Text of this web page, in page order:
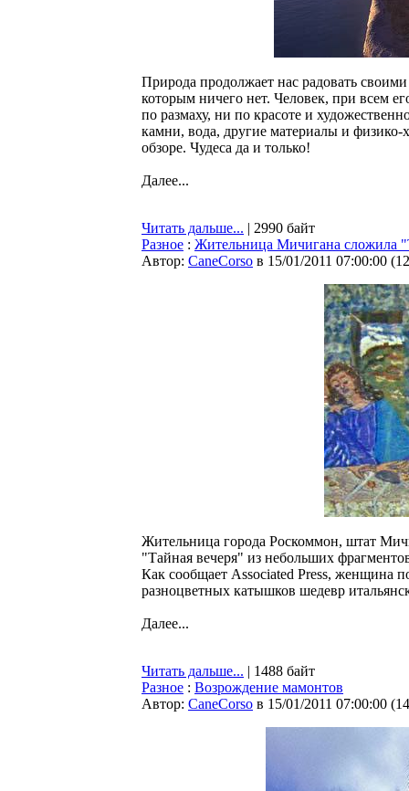
Природа продолжает нас радовать
которым ничего нет. Человек, при всем
по размаху, ни по красоте и
камни, вода, другие материалы и
обзоре. Чудеса да и только!
Далее...
Читать дальше... | 2990 байт
Разное : Жительница Мичигана сложила
Автор: CaneCorso в 15/01/2011 07:00:00 (
Жительница города Роскоммон, штат
"Тайная вечеря" из небольших
Как сообщает Associated Press, женщина
разноцветных катышков шедевр
Далее...
Читать дальше... | 1488 байт
Разное : Возрождение мамонтов
Автор: CaneCorso в 15/01/2011 07:00:00 (